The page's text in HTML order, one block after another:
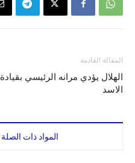
المقالة القادمة
الهلال يؤدي مرانه الرئيسي بقيادة
الاسد
المواد ذات الصلة